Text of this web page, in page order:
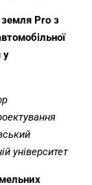
земля Pro з
у
університет